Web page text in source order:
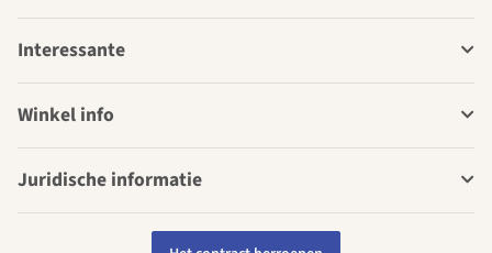
Interessante
Winkel info
Juridische informatie